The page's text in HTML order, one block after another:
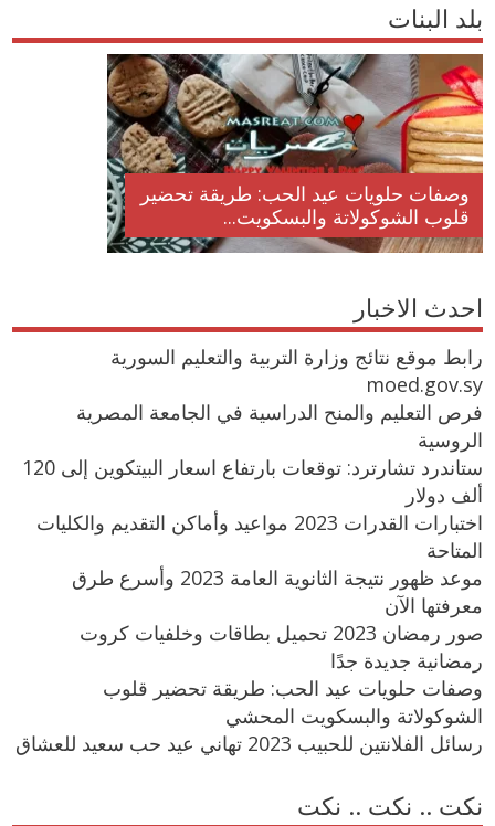
بلد البنات
وصفات حلويات عيد الحب: طريقة تحضير
قلوب الشوكولاتة والبسكويت...
احدث الاخبار
رابط موقع نتائج وزارة التربية والتعليم السورية
moed.gov.sy
فرص التعليم والمنح الدراسية في الجامعة المصرية
الروسية
ستاندرد تشارترد: توقعات بارتفاع اسعار البيتكوين إلى 120
ألف دولار
اختبارات القدرات 2023 مواعيد وأماكن التقديم والكليات
المتاحة
موعد ظهور نتيجة الثانوية العامة 2023 وأسرع طرق
معرفتها الآن
صور رمضان 2023 تحميل بطاقات وخلفيات كروت
رمضانية جديدة جدًا
وصفات حلويات عيد الحب: طريقة تحضير قلوب
الشوكولاتة والبسكويت المحشي
رسائل الفلانتين للحبيب 2023 تهاني عيد حب سعيد للعشاق
نكت .. نكت .. نكت